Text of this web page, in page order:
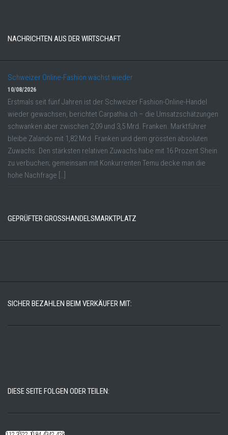
NACHRICHTEN AUS DER WIRTSCHAFT
Schweizer Online-Fashion wächst wieder
10/08/2026
Erstmals seit fünf Jahren ist der Schweizer Fashion-Online-Handel
wieder gewachsen, berichtet Carpathia.ch – die Umsatzschätzungen
schwanken aber zwischen 2,09 und 3,5 Mrd. Franken. Marktführer
bleibe Zalando mit 1,82 Mrd. Franken und dem grössten absoluten
Zuwachs. Den stärksten relativen Zuwachs habe mit 16 Prozent Shein
zu verbuchen; gemeinsam mit Konkurrenten Temu decke man die
hohe Nachfrage […]
GEPRÜFTER GROSSHANDELSMARKTPLATZ
SICHER BEZAHLEN BEIM VERKÄUFER MIT:
DIESE SEITE FOLGEN ODER TEILEN: